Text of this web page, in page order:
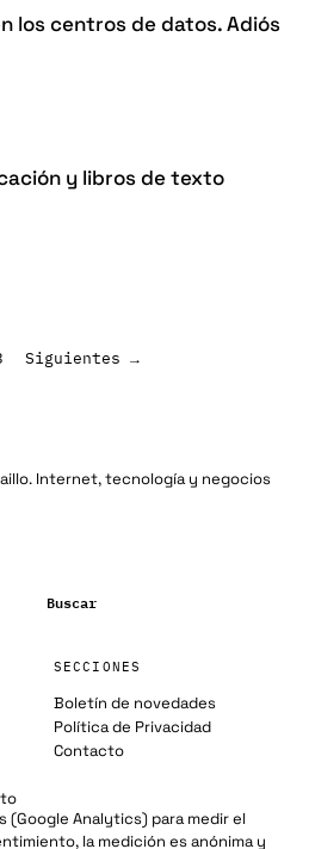
los centros de datos. Adiós
y libros de texto
Siguientes →
Internet, tecnología y negocios
Buscar
SECCIONES
Boletín de novedades
Política de Privacidad
Contacto
(Google Analytics) para medir el
la medición es anónima y